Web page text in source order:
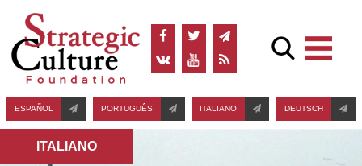
ESPAÑOL PORTUGUÊS ITALIANO DEUTSCH
ITALIANO